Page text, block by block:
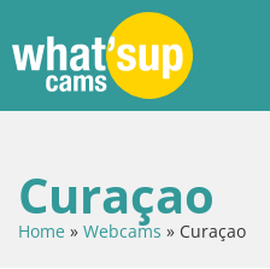
Curaçao
Home » Webcams » Curaçao